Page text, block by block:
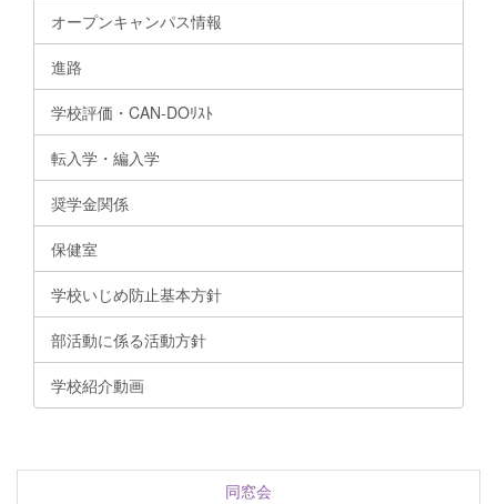
オープンキャンパス情報
進路
学校評価・CAN-DOﾘｽﾄ
転入学・編入学
奨学金関係
保健室
学校いじめ防止基本方針
部活動に係る活動方針
学校紹介動画
同窓会